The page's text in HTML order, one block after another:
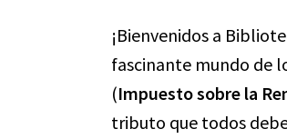
¡Bienvenidos a
fascinante mundo de
(Impuesto sobre la
tributo que todos